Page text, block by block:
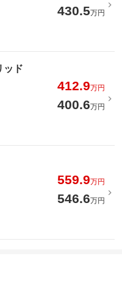
430.5万円
ッド
412.9万円
400.6万円
559.9万円
546.6万円